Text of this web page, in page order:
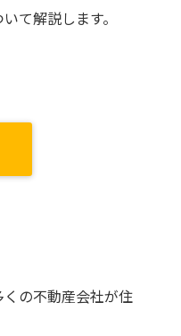
て解説します。
の不動産会社が住